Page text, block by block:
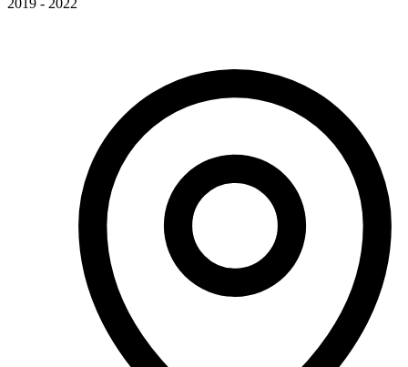
2019 - 2022